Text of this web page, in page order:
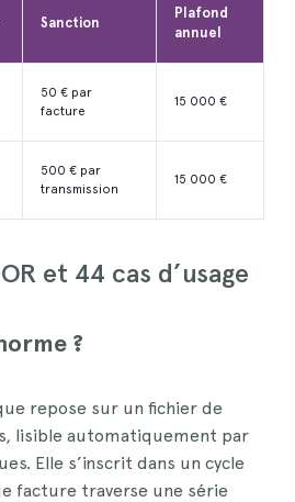
Sanction
Plafond
annuel
50 € par
facture
15 000 €
500 € par
transmission
15 000 €
et 44 cas d’usage
?
repose sur un fichier de
lisible automatiquement par
Elle s’inscrit dans un cycle
facture traverse une série